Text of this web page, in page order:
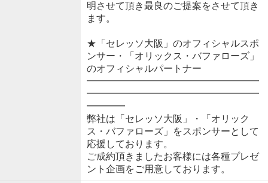
明させて頂き最良のご提案をさせて頂き
ます。
★「セレッソ大阪」のオフィシャルスポ
ンサー・「オリックス・バファローズ」
のオフィシャルパートナー
━━━━━━━━━━━━━━━━━━
━━━━━━━━━━━━━━━━━━
━━━━
弊社は「セレッソ大阪」・「オリック
ス・バファローズ」をスポンサーとして
応援しております。
ご成約頂きましたお客様には各種プレゼ
ント企画をご用意しております。